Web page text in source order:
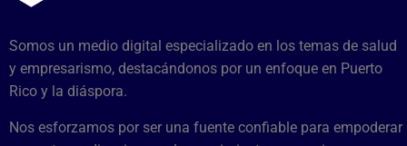
Somos un medio digital especializado en los temas de salud
y empresarismo, destacándonos por un enfoque en Puerto
Rico y la diáspora.
Nos esforzamos por ser una fuente confiable para empoderar